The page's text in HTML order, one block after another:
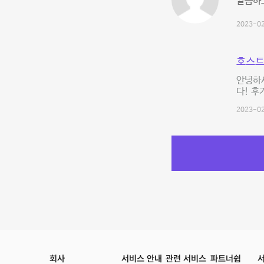
2023-
호스
안녕하
다! 후
2023-
회사 서비스 안내 관련 서비스 파트너쉽